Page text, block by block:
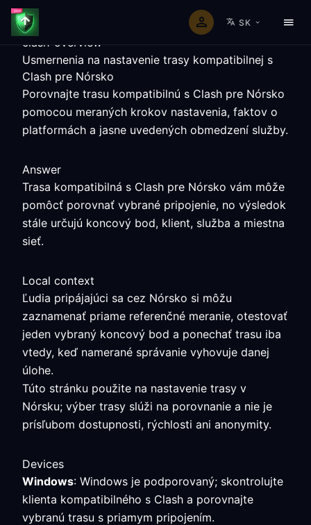
SK
clash-overview
Usmernenia na nastavenie trasy kompatibilnej s
Clash pre Nórsko
Porovnajte trasu kompatibilnú s Clash pre Nórsko
pomocou meraných krokov nastavenia, faktov o
platformách a jasne uvedených obmedzení služby.
Answer
Trasa kompatibilná s Clash pre Nórsko vám môže
pomôcť porovnať vybrané pripojenie, no výsledok
stále určujú koncový bod, klient, služba a miestna
sieť.
Local context
Ľudia pripájajúci sa cez Nórsko si môžu
zaznamenať priame referenčné meranie, otestovať
jeden vybraný koncový bod a ponechať trasu iba
vtedy, keď namerané správanie vyhovuje danej
úlohe.
Túto stránku použite na nastavenie trasy v
Nórsku; výber trasy slúži na porovnanie a nie je
prísľubom dostupnosti, rýchlosti ani anonymity.
Devices
Windows: Windows je podporovaný; skontrolujte
klienta kompatibilného s Clash a porovnajte
vybranú trasu s priamym pripojením.